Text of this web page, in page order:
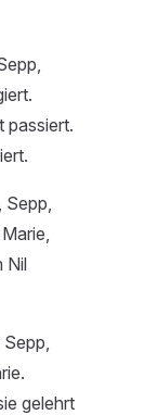
passiert.
Nil
gelehrt